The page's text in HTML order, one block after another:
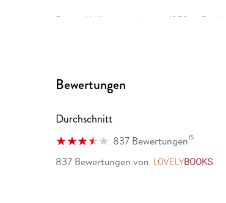
Birgitt Kollmann, geboren 1953 in
Wolf Erlbruch (1948 - 2022) war
Bewertungen
Durchschnitt
837 Bewertungen15
837 Bewertungen von